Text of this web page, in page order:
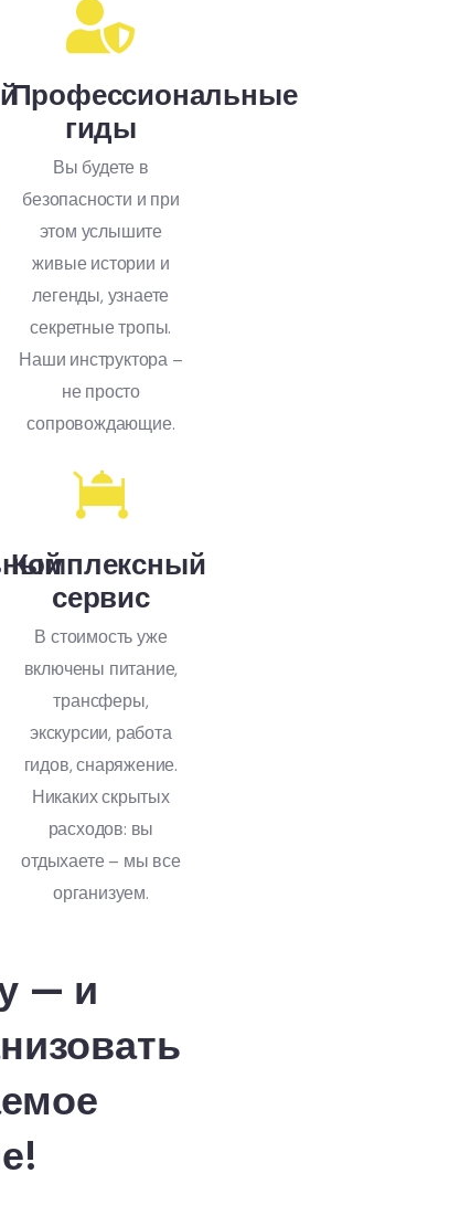
Профессиональные
гиды
Вы будете в
безопасности и при
этом услышите
живые истории и
легенды, узнаете
секретные тропы.
Наши инструктора –
не просто
сопровождающие.
Комплексный
сервис
В стоимость уже
включены питание,
трансферы,
экскурсии, работа
гидов, снаряжение.
Никаких скрытых
расходов: вы
отдыхаете – мы все
организуем.
— и